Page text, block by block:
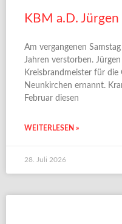
KBM a.D.
Am vergangenen
Jahren verstorben.
Kreisbrandmeister für die
Neunkirchen ernannt.
Februar diesen
WEITERLESEN »
28. Juli 2026